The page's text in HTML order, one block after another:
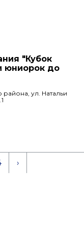
"Кубок
юниорок до
ул. Натальи
›